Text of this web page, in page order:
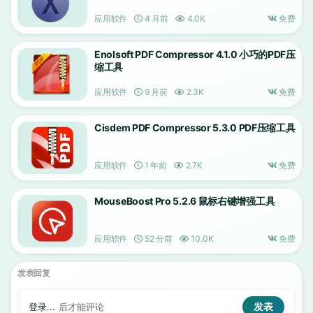
应用软件 4 月前 4.0K 免费
Enolsoft PDF Compressor 4.1.0 小巧的PDF压
缩工具
应用软件 9 月前 2.3K 免费
Cisdem PDF Compressor 5.3.0 PDF压缩工具
应用软件 1 年前 2.7K 免费
MouseBoost Pro 5.2.6 鼠标右键增强工具
应用软件 52 分前 10.0K 免费
发表回复
登录... 后才能评论